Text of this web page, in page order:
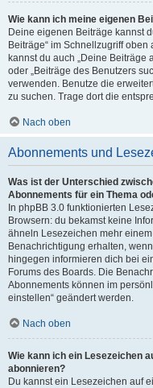
Wie kann ich meine eigenen
Deine eigenen Beiträge kannst
Beiträge“ im Schnellzugriff
kannst du auch „Deine
oder „Beiträge des Benutzers
verwenden. Benutze die
zu suchen. Trage dort die
Nach oben
Abonnements und
Was ist der Unterschied
Abonnements für ein Thema
In phpBB 3.0 funktionierten
Browsern: du bekamst keine
ähneln Lesezeichen mehr
Benachrichtigung erhalten,
hingegen informieren dich bei
Forums des Boards. Die
Abonnements können im
einstellen“ geändert werden.
Nach oben
Wie kann ich ein Lesezeichen
abonnieren?
Du kannst ein Lesezeichen auf